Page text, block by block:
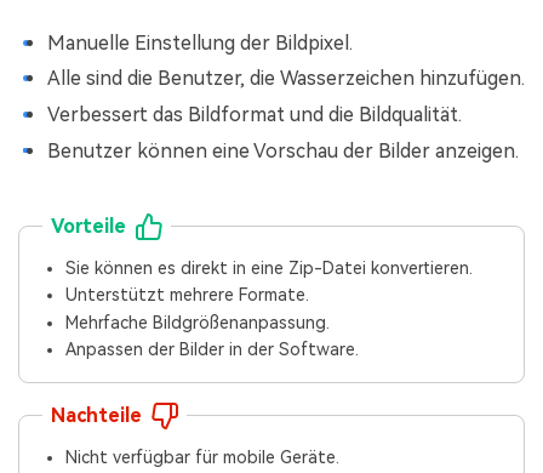
Manuelle Einstellung der Bildpixel.
Alle sind die Benutzer, die Wasserzeichen hinzufügen.
Verbessert das Bildformat und die Bildqualität.
Benutzer können eine Vorschau der Bilder anzeigen.
Vorteile
Sie können es direkt in eine Zip-Datei konvertieren.
Unterstützt mehrere Formate.
Mehrfache Bildgrößenanpassung.
Anpassen der Bilder in der Software.
Nachteile
Nicht verfügbar für mobile Geräte.